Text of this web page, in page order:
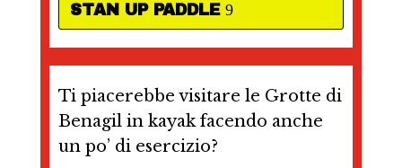
STAN UP PADDLE
Ti piacerebbe visitare le Grotte di
Benagil in kayak facendo anche
un po’ di esercizio?